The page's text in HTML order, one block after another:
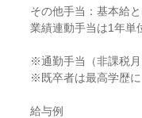
その他手当：基本給
業績連動手当は1年単
※通勤手当（非課税
※既卒者は最高学歴
給与例